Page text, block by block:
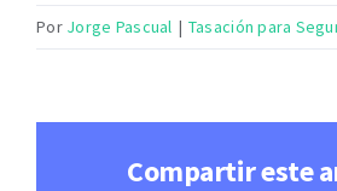
Por Jorge Pascual | Tasación para
Compartir este